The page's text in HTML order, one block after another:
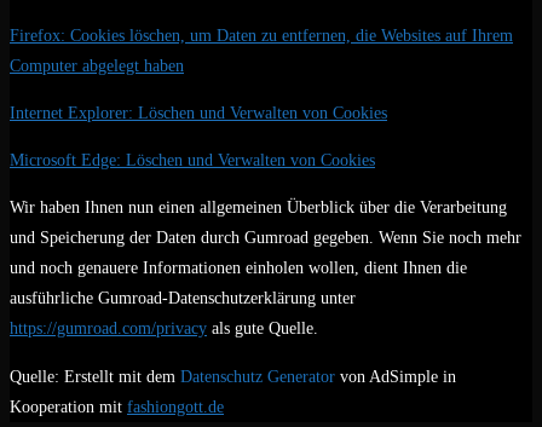
Firefox: Cookies löschen, um Daten zu entfernen, die Websites auf Ihrem
Computer abgelegt haben
Internet Explorer: Löschen und Verwalten von Cookies
Microsoft Edge: Löschen und Verwalten von Cookies
Wir haben Ihnen nun einen allgemeinen Überblick über die Verarbeitung
und Speicherung der Daten durch Gumroad gegeben. Wenn Sie noch mehr
und noch genauere Informationen einholen wollen, dient Ihnen die
ausführliche Gumroad-Datenschutzerklärung unter
https://gumroad.com/privacy als gute Quelle.
Quelle: Erstellt mit dem Datenschutz Generator von AdSimple in
Kooperation mit fashiongott.de